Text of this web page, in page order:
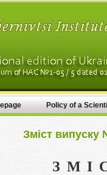
Policy of a
Зміст випуску